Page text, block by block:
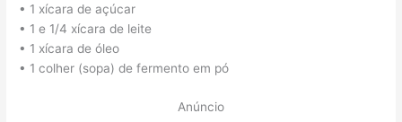
• 1 xícara de açúcar
• 1 e 1/4 xícara de leite
• 1 xícara de óleo
• 1 colher (sopa) de fermento em pó
Anúncio